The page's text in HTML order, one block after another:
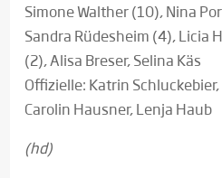
Simone Walther (10), Nina
Sandra Rüdesheim (4), Licia
(2), Alisa Breser, Selina Käs
Offizielle: Katrin
Carolin Hausner, Lenja Haub
(hd)